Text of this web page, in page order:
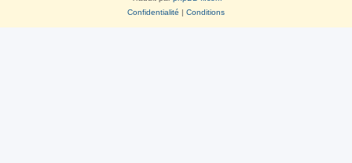
Confidentialité | Conditions